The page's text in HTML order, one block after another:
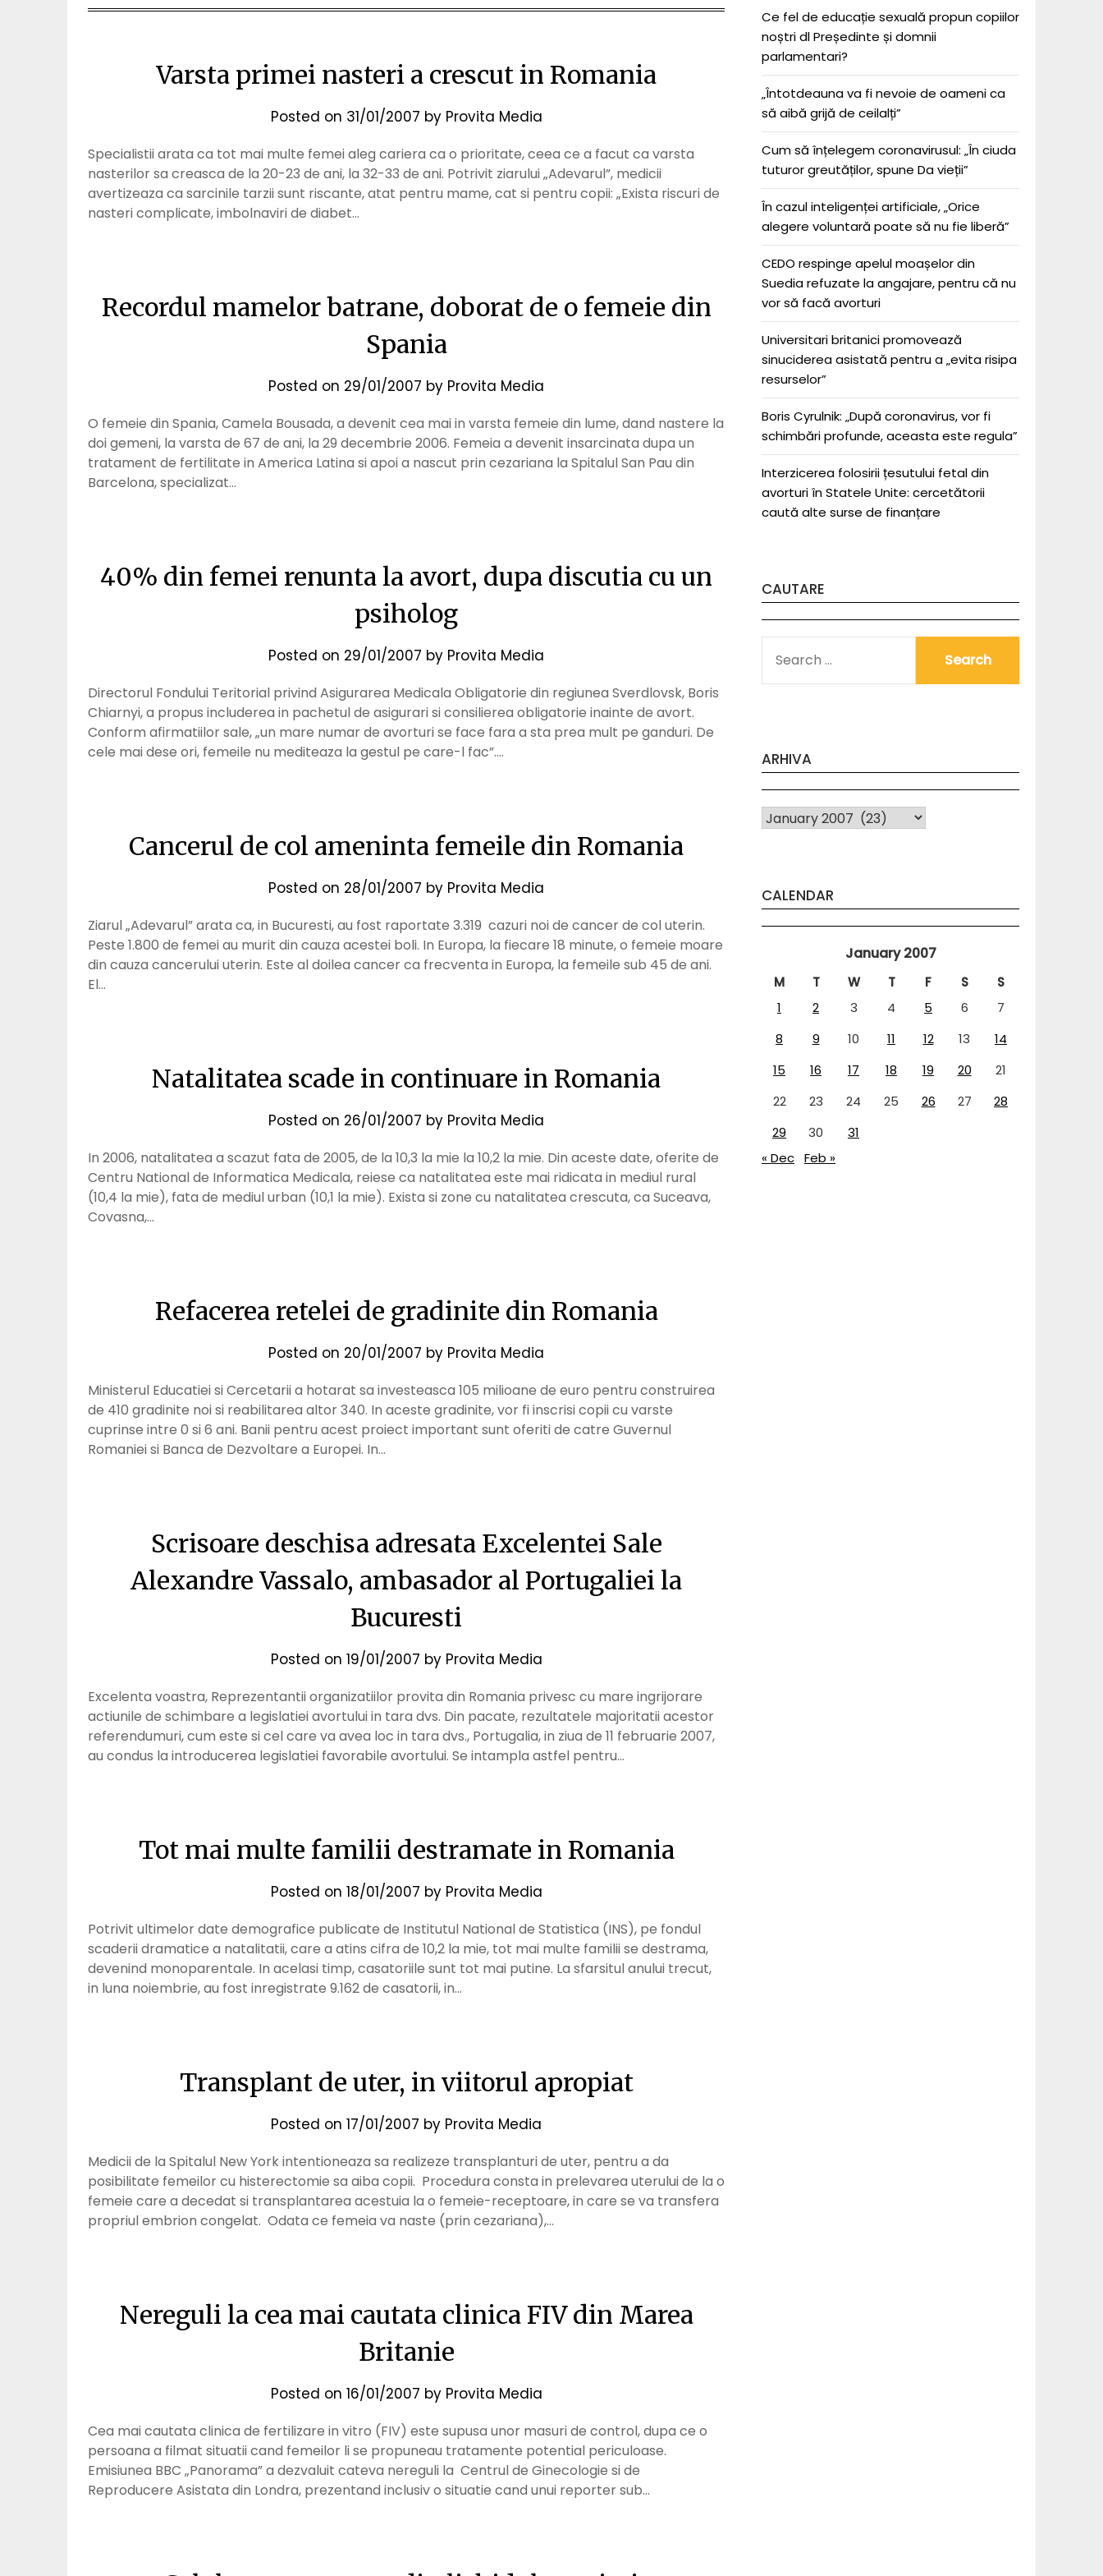
Varsta primei nasteri a crescut in Romania
Posted on 31/01/2007 by Provita Media
Specialistii arata ca tot mai multe femei aleg cariera ca o prioritate, ceea ce a facut ca varsta
nasterilor sa creasca de la 20-23 de ani, la 32-33 de ani. Potrivit ziarului „Adevarul”, medicii
avertizeaza ca sarcinile tarzii sunt riscante, atat pentru mame, cat si pentru copii: „Exista riscuri de
nasteri complicate, imbolnaviri de diabet…
Recordul mamelor batrane, doborat de o femeie din
Spania
Posted on 29/01/2007 by Provita Media
O femeie din Spania, Camela Bousada, a devenit cea mai in varsta femeie din lume, dand nastere la
doi gemeni, la varsta de 67 de ani, la 29 decembrie 2006. Femeia a devenit insarcinata dupa un
tratament de fertilitate in America Latina si apoi a nascut prin cezariana la Spitalul San Pau din
Barcelona, specializat…
40% din femei renunta la avort, dupa discutia cu un
psiholog
Posted on 29/01/2007 by Provita Media
Directorul Fondului Teritorial privind Asigurarea Medicala Obligatorie din regiunea Sverdlovsk, Boris
Chiarnyi, a propus includerea in pachetul de asigurari si consilierea obligatorie inainte de avort.
Conform afirmatiilor sale, „un mare numar de avorturi se face fara a sta prea mult pe ganduri. De
cele mai dese ori, femeile nu mediteaza la gestul pe care-l fac”….
Cancerul de col ameninta femeile din Romania
Posted on 28/01/2007 by Provita Media
Ziarul „Adevarul” arata ca, in Bucuresti, au fost raportate 3.319 cazuri noi de cancer de col uterin.
Peste 1.800 de femei au murit din cauza acestei boli. In Europa, la fiecare 18 minute, o femeie moare
din cauza cancerului uterin. Este al doilea cancer ca frecventa in Europa, la femeile sub 45 de ani.
El…
Natalitatea scade in continuare in Romania
Posted on 26/01/2007 by Provita Media
In 2006, natalitatea a scazut fata de 2005, de la 10,3 la mie la 10,2 la mie. Din aceste date, oferite de
Centru National de Informatica Medicala, reiese ca natalitatea este mai ridicata in mediul rural
(10,4 la mie), fata de mediul urban (10,1 la mie). Exista si zone cu natalitatea crescuta, ca Suceava,
Covasna,…
Refacerea retelei de gradinite din Romania
Posted on 20/01/2007 by Provita Media
Ministerul Educatiei si Cercetarii a hotarat sa investeasca 105 milioane de euro pentru construirea
de 410 gradinite noi si reabilitarea altor 340. In aceste gradinite, vor fi inscrisi copii cu varste
cuprinse intre 0 si 6 ani. Banii pentru acest proiect important sunt oferiti de catre Guvernul
Romaniei si Banca de Dezvoltare a Europei. In…
Scrisoare deschisa adresata Excelentei Sale
Alexandre Vassalo, ambasador al Portugaliei la
Bucuresti
Posted on 19/01/2007 by Provita Media
Excelenta voastra, Reprezentantii organizatiilor provita din Romania privesc cu mare ingrijorare
actiunile de schimbare a legislatiei avortului in tara dvs. Din pacate, rezultatele majoritatii acestor
referendumuri, cum este si cel care va avea loc in tara dvs., Portugalia, in ziua de 11 februarie 2007,
au condus la introducerea legislatiei favorabile avortului. Se intampla astfel pentru…
Tot mai multe familii destramate in Romania
Posted on 18/01/2007 by Provita Media
Potrivit ultimelor date demografice publicate de Institutul National de Statistica (INS), pe fondul
scaderii dramatice a natalitatii, care a atins cifra de 10,2 la mie, tot mai multe familii se destrama,
devenind monoparentale. In acelasi timp, casatoriile sunt tot mai putine. La sfarsitul anului trecut,
in luna noiembrie, au fost inregistrate 9.162 de casatorii, in…
Transplant de uter, in viitorul apropiat
Posted on 17/01/2007 by Provita Media
Medicii de la Spitalul New York intentioneaza sa realizeze transplanturi de uter, pentru a da
posibilitate femeilor cu histerectomie sa aiba copii. Procedura consta in prelevarea uterului de la o
femeie care a decedat si transplantarea acestuia la o femeie-receptoare, in care se va transfera
propriul embrion congelat. Odata ce femeia va naste (prin cezariana),…
Nereguli la cea mai cautata clinica FIV din Marea
Britanie
Posted on 16/01/2007 by Provita Media
Cea mai cautata clinica de fertilizare in vitro (FIV) este supusa unor masuri de control, dupa ce o
persoana a filmat situatii cand femeilor li se propuneau tratamente potential periculoase.
Emisiunea BBC „Panorama” a dezvaluit cateva nereguli la Centrul de Ginecologie si de
Reproducere Asistata din Londra, prezentand inclusiv o situatie cand unui reporter sub…
Ce fel de educație sexuală propun copiilor
noștri dl Președinte și domnii
parlamentari?
„Întotdeauna va fi nevoie de oameni ca
să aibă grijă de ceilalți”
Cum să înțelegem coronavirusul: „În ciuda
tuturor greutăților, spune Da vieții”
În cazul inteligenței artificiale, „Orice
alegere voluntară poate să nu fie liberă”
CEDO respinge apelul moașelor din
Suedia refuzate la angajare, pentru că nu
vor să facă avorturi
Universitari britanici promovează
sinuciderea asistată pentru a „evita risipa
resurselor”
Boris Cyrulnik: „După coronavirus, vor fi
schimbări profunde, aceasta este regula”
Interzicerea folosirii țesutului fetal din
avorturi în Statele Unite: cercetătorii
caută alte surse de finanțare
CAUTARE
FOR:
ARHIVA
Arhiva
CALENDAR
January 2007
M T W T F S
S
1
2 3 4 5 6
7
8
9 10 11 12 13
14
15
16 17 18 19 20
21
22
23 24 25 26 27
28
29
30
31
« Dec Feb »